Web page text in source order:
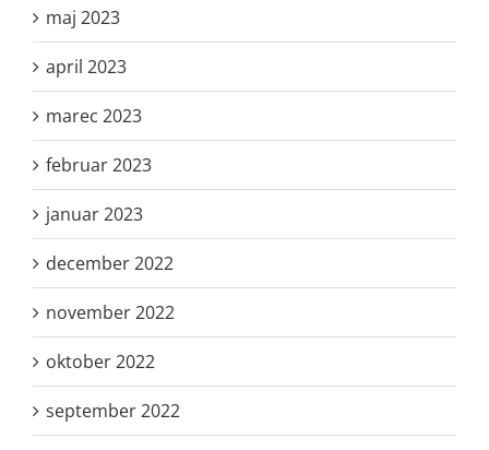
maj 2023
april 2023
marec 2023
februar 2023
januar 2023
december 2022
november 2022
oktober 2022
september 2022